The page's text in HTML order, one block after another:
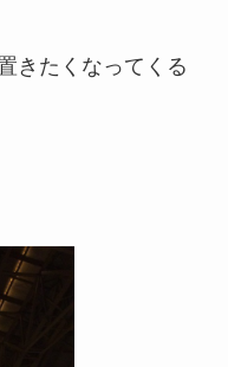
きたくなってくる